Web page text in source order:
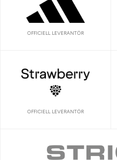
OFFICIELL LEVERANTÖR
OFFICIELL LEVERANTÖR